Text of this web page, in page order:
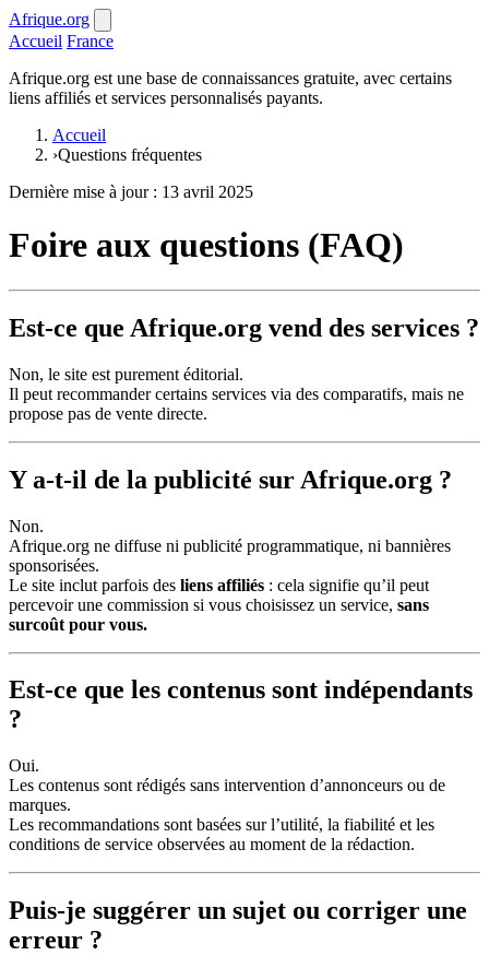
Afrique.org
Accueil France
Afrique.org est une base de connaissances gratuite, avec certains
liens affiliés et services personnalisés payants.
Accueil
›Questions fréquentes
Dernière mise à jour : 13 avril 2025
Foire aux questions (FAQ)
Est-ce que Afrique.org vend des services ?
Non, le site est purement éditorial.
Il peut recommander certains services via des comparatifs, mais ne
propose pas de vente directe.
Y a-t-il de la publicité sur Afrique.org ?
Non.
Afrique.org ne diffuse ni publicité programmatique, ni bannières
sponsorisées.
Le site inclut parfois des liens affiliés : cela signifie qu’il peut
percevoir une commission si vous choisissez un service, sans
surcoût pour vous.
Est-ce que les contenus sont indépendants
?
Oui.
Les contenus sont rédigés sans intervention d’annonceurs ou de
marques.
Les recommandations sont basées sur l’utilité, la fiabilité et les
conditions de service observées au moment de la rédaction.
Puis-je suggérer un sujet ou corriger une
erreur ?